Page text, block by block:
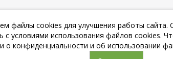
файлы cookies для улучшения работы сайта.
с условиями использования файлов cookies.
о конфиденциальности и об использовании